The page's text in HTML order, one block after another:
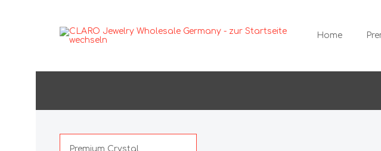
Home
GLAMOUR
Ohrschmuck
Premium Crystal